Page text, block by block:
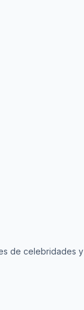
de celebridades y